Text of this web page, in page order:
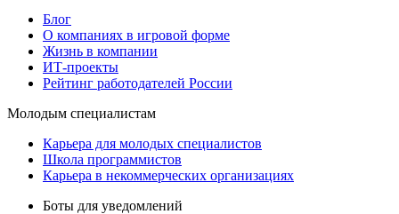
Блог
О компаниях в игровой форме
Жизнь в компании
ИТ-проекты
Рейтинг работодателей России
Молодым специалистам
Карьера для молодых специалистов
Школа программистов
Карьера в некоммерческих организациях
Боты для уведомлений